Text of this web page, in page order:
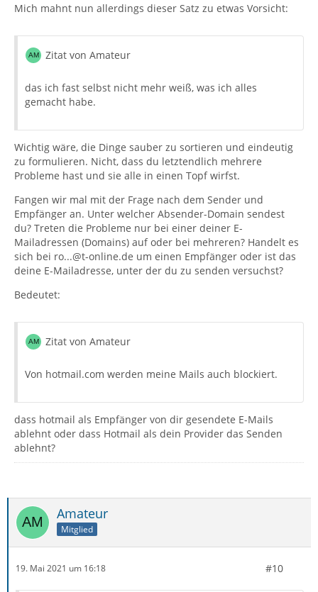
Mich mahnt nun allerdings dieser Satz zu etwas Vorsicht:
Zitat von Amateur
das ich fast selbst nicht mehr weiß, was ich alles
gemacht habe.
Wichtig wäre, die Dinge sauber zu sortieren und eindeutig
zu formulieren. Nicht, dass du letztendlich mehrere
Probleme hast und sie alle in einen Topf wirfst.
Fangen wir mal mit der Frage nach dem Sender und
Empfänger an. Unter welcher Absender-Domain sendest
du? Treten die Probleme nur bei einer deiner E-
Mailadressen (Domains) auf oder bei mehreren? Handelt es
sich bei ro...@t-online.de um einen Empfänger oder ist das
deine E-Mailadresse, unter der du zu senden versuchst?
Bedeutet:
Zitat von Amateur
Von hotmail.com werden meine Mails auch blockiert.
dass hotmail als Empfänger von dir gesendete E-Mails
ablehnt oder dass Hotmail als dein Provider das Senden
ablehnt?
Amateur
Mitglied
19. Mai 2021 um 16:18 #10